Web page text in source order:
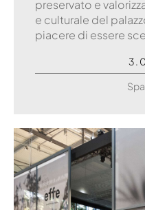
preservato e
e culturale del
piacere di essere
3 .
Spa